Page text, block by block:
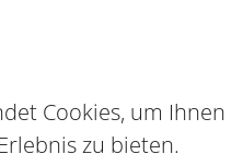
Cookies, um Ihnen
zu bieten.